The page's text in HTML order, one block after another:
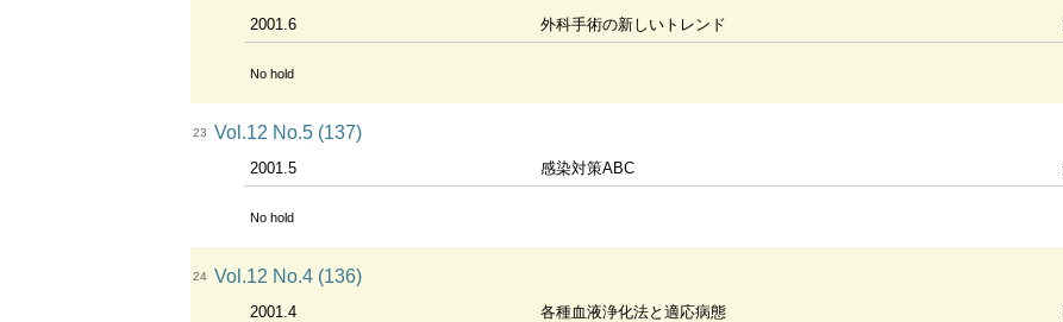
2001.6 外科手術の新しいトレンド
No hold
23 Vol.12 No.5 (137)
2001.5 感染対策ABC
No hold
24 Vol.12 No.4 (136)
2001.4 各種血液浄化法と適応病態